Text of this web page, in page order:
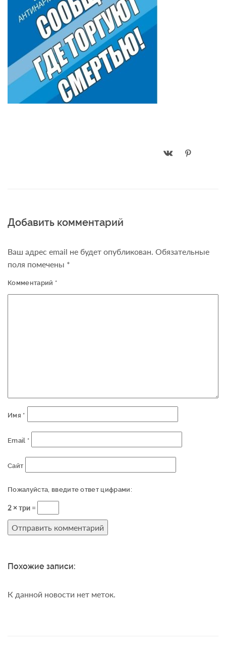
Добавить комментарий
Ваш адрес email не будет опубликован. Обязательные
поля помечены *
Комментарий *
Имя *
Email *
Сайт
Пожалуйста, введите ответ цифрами:
2 × три =
Похожие записи:
К данной новости нет меток.